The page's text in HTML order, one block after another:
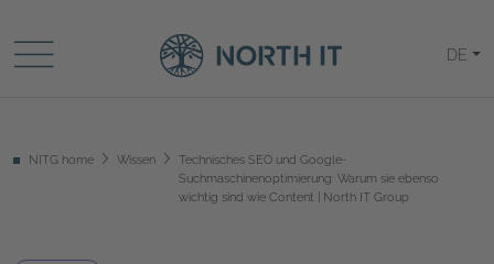
DE
NITG home Wissen
Technisches SEO und Google-
Suchmaschinenoptimierung: Warum sie ebenso
wichtig sind wie Content | North IT Group